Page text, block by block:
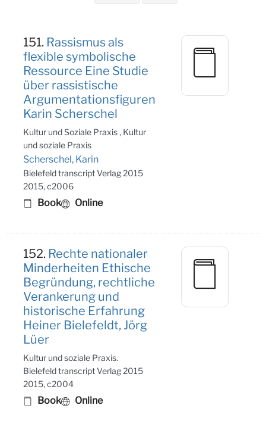
151. Rassismus als
flexible symbolische
Ressource Eine Studie
über rassistische
Argumentationsfiguren
Karin Scherschel
Kultur und Soziale Praxis , Kultur
und soziale Praxis
Scherschel, Karin
Bielefeld transcript Verlag 2015
2015, c2006
Book Online
152. Rechte nationaler
Minderheiten Ethische
Begründung, rechtliche
Verankerung und
historische Erfahrung
Heiner Bielefeldt, Jörg
Lüer
Kultur und soziale Praxis.
Bielefeld transcript Verlag 2015
2015, c2004
Book Online